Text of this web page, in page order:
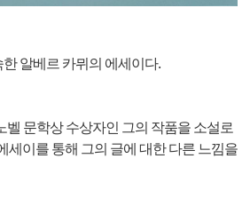
알베르 카뮈의 에세이다.
벨 문학상 수상자인 그의 작품을 소설로
세이를 통해 그의 글에 대한 다른 느낌을